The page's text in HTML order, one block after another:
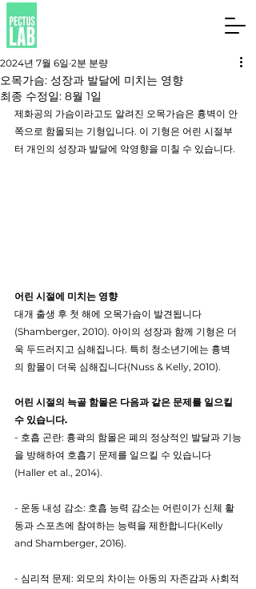
오목가슴: 성장과 발달에 미치는 영향
2024년 7월 6일 2분 분량
최종 수정일: 8월 1일
제화공의 가슴이라고도 알려진 오목가슴은 흉벽이 안
쪽으로 함몰되는 기형입니다. 이 기형은 어린 시절부
터 개인의 성장과 발달에 악영향을 미칠 수 있습니다.
어린 시절에 미치는 영향
대개 출생 후 첫 해에 오목가슴이 발견됩니다
(Shamberger, 2010). 아이의 성장과 함께 기형은 더
욱 두드러지고 심해집니다. 특히 청소년기에는 흉벽
의 함몰이 더욱 심해집니다(Nuss & Kelly, 2010).
어린 시절의 늑골 함몰은 다음과 같은 문제를 일으킬
수 있습니다.
- 호흡 곤란: 흉곽의 함몰은 폐의 정상적인 발달과 기능
을 방해하여 호흡기 문제를 일으킬 수 있습니다
(Haller et al., 2014).
- 운동 내성 감소: 호흡 능력 감소는 어린이가 신체 활
동과 스포츠에 참여하는 능력을 제한합니다(Kelly
and Shamberger, 2016).
- 심리적 문제: 외모의 차이는 아동의 자존감과 사회적